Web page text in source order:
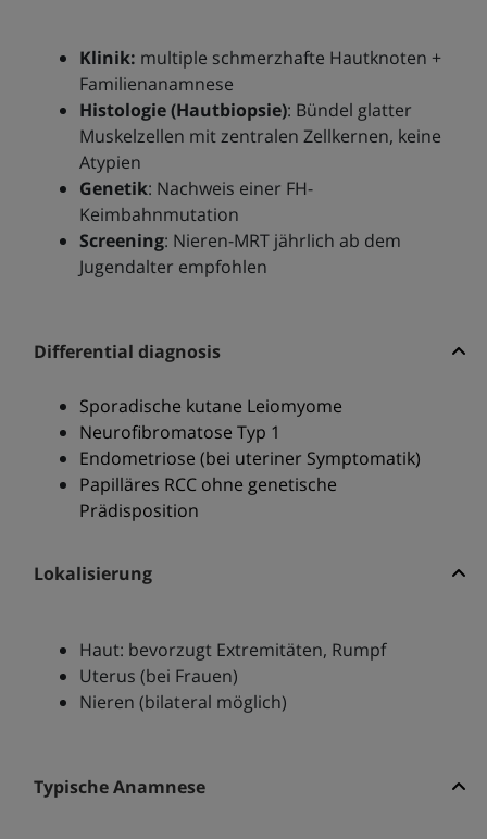
Klinik: multiple schmerzhafte Hautknoten +
Familienanamnese
Histologie (Hautbiopsie): Bündel glatter
Muskelzellen mit zentralen Zellkernen, keine
Atypien
Genetik: Nachweis einer FH-
Keimbahnmutation
Screening: Nieren-MRT jährlich ab dem
Jugendalter empfohlen
Differential diagnosis
Sporadische kutane Leiomyome
Neurofibromatose Typ 1
Endometriose (bei uteriner Symptomatik)
Papilläres RCC ohne genetische
Prädisposition
Lokalisierung
Haut: bevorzugt Extremitäten, Rumpf
Uterus (bei Frauen)
Nieren (bilateral möglich)
Typische Anamnese